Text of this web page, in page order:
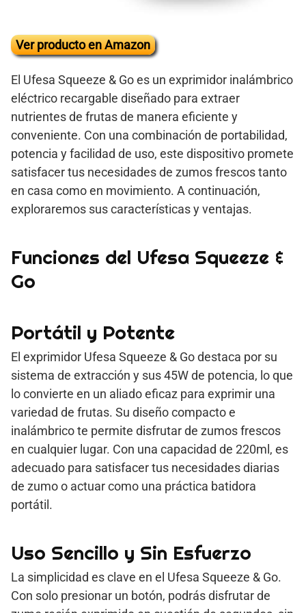
Ver producto en Amazon
El Ufesa Squeeze & Go es un exprimidor inalámbrico
eléctrico recargable diseñado para extraer
nutrientes de frutas de manera eficiente y
conveniente. Con una combinación de portabilidad,
potencia y facilidad de uso, este dispositivo promete
satisfacer tus necesidades de zumos frescos tanto
en casa como en movimiento. A continuación,
exploraremos sus características y ventajas.
Funciones del Ufesa Squeeze &
Go
Portátil y Potente
El exprimidor Ufesa Squeeze & Go destaca por su
sistema de extracción y sus 45W de potencia, lo que
lo convierte en un aliado eficaz para exprimir una
variedad de frutas. Su diseño compacto e
inalámbrico te permite disfrutar de zumos frescos
en cualquier lugar. Con una capacidad de 220ml, es
adecuado para satisfacer tus necesidades diarias
de zumo o actuar como una práctica batidora
portátil.
Uso Sencillo y Sin Esfuerzo
La simplicidad es clave en el Ufesa Squeeze & Go.
Con solo presionar un botón, podrás disfrutar de